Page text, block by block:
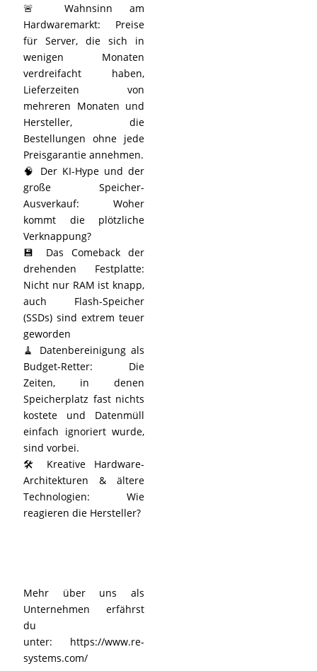
🚨 Wahnsinn am
Hardwaremarkt: Preise
für Server, die sich in
wenigen Monaten
verdreifacht haben,
Lieferzeiten von
mehreren Monaten und
Hersteller, die
Bestellungen ohne jede
Preisgarantie annehmen.
🧠 Der KI-Hype und der
große Speicher-
Ausverkauf: Woher
kommt die plötzliche
Verknappung?
💾 Das Comeback der
drehenden Festplatte:
Nicht nur RAM ist knapp,
auch Flash-Speicher
(SSDs) sind extrem teuer
geworden
🧹 Datenbereinigung als
Budget-Retter: Die
Zeiten, in denen
Speicherplatz fast nichts
kostete und Datenmüll
einfach ignoriert wurde,
sind vorbei.
🛠️ Kreative Hardware-
Architekturen & ältere
Technologien: Wie
reagieren die Hersteller?
Mehr über uns als
Unternehmen erfährst
du
unter: https://www.re-
systems.com/